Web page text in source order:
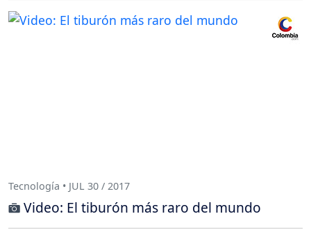
Tecnología • JUL 30 / 2017
Video: El tiburón más raro del mundo